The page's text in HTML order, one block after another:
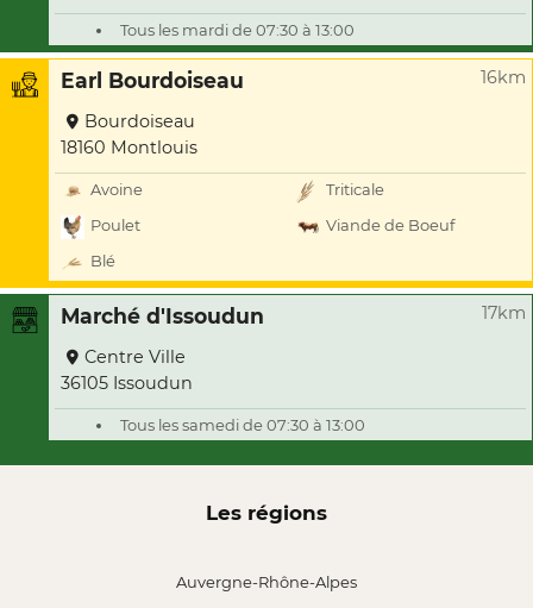
Tous les mardi de 07:30 à 13:00
Earl Bourdoiseau 16km
Bourdoiseau
18160 Montlouis
Avoine
Triticale
Poulet
Viande de Boeuf
Blé
Marché d'Issoudun 17km
Centre Ville
36105 Issoudun
Tous les samedi de 07:30 à 13:00
Les régions
Auvergne-Rhône-Alpes